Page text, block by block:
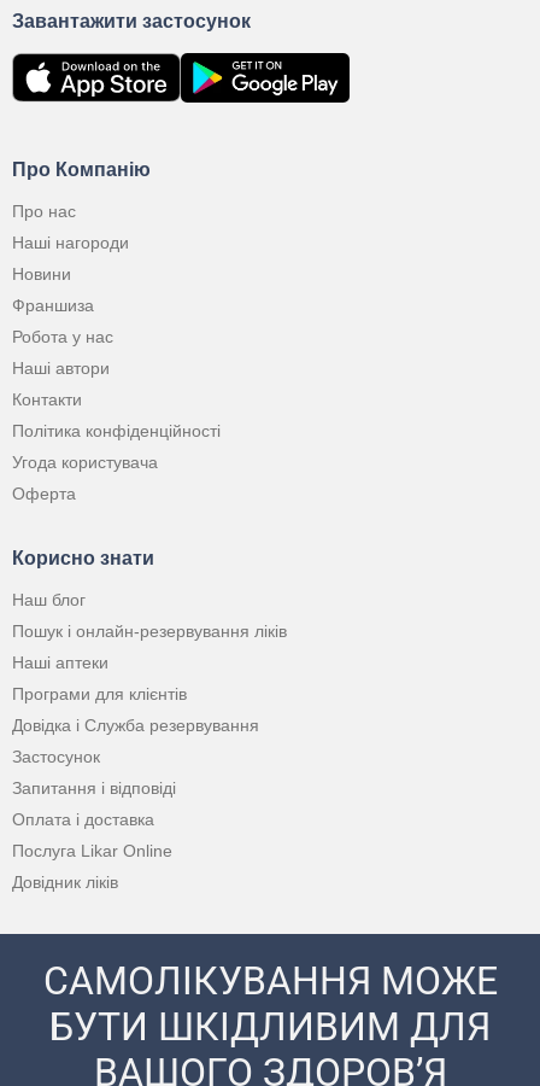
Про Компанію
Про нас
Наші нагороди
Новини
Франшиза
Робота у нас
Наші автори
Контакти
Політика конфіденційності
Угода користувача
Оферта
Корисно знати
Наш блог
Пошук і онлайн-резервування ліків
Наші аптеки
Програми для клієнтів
Довідка і Служба резервування
Застосунок
Запитання і відповіді
Оплата і доставка
Послуга Likar Online
Довідник ліків
Завантажити застосунок
САМОЛІКУВАННЯ МОЖЕ
БУТИ ШКІДЛИВИМ ДЛЯ
ВАШОГО ЗДОРОВ’Я